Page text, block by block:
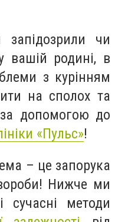
чи
вашій родині, в
з курінням
на сполох та
за допомогою до
«Пульс»!
– це запорука
Нижче ми
сучасні методи